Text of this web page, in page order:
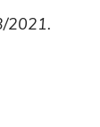
2021.